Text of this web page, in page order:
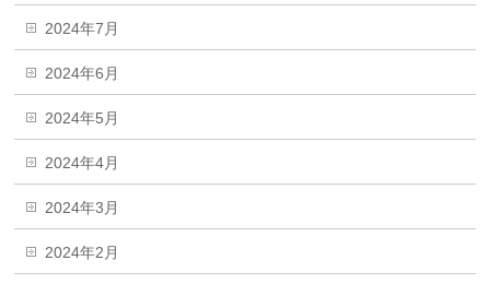
2024年7月
2024年6月
2024年5月
2024年4月
2024年3月
2024年2月